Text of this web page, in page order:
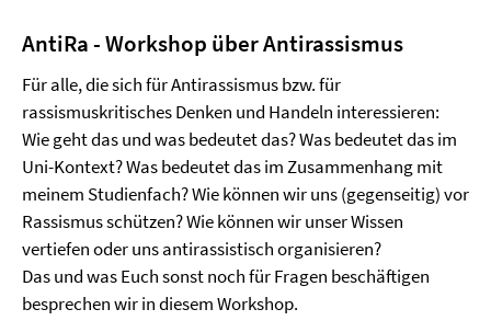
AntiRa - Workshop über Antirassismus
Für alle, die sich für Antirassismus bzw. für
rassismuskritisches Denken und Handeln interessieren:
Wie geht das und was bedeutet das? Was bedeutet das im
Uni-Kontext? Was bedeutet das im Zusammenhang mit
meinem Studienfach? Wie können wir uns (gegenseitig) vor
Rassismus schützen? Wie können wir unser Wissen
vertiefen oder uns antirassistisch organisieren?
Das und was Euch sonst noch für Fragen beschäftigen
besprechen wir in diesem Workshop.